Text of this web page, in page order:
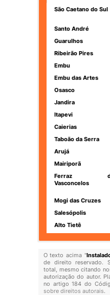
São Caetano do Sul
Santo André
Guarulhos
Ribeirão Pires
Embu
Embu das Artes
Osasco
Jandira
Itapevi
Caierias
Taboão da Serra
Arujá
Mairiporã
Ferraz
Vasconcelos
Mogi das Cruzes
Salesópolis
Alto Tietê
O texto acima "
de direito reservado.
total, mesmo citando
autorização do autor.
no artigo 184 do
sobre direitos autorais.